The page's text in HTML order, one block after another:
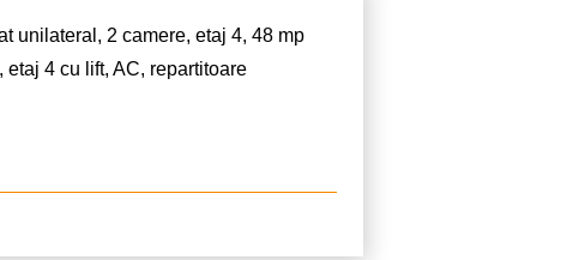
unilateral, 2 camere, etaj 4, 48 mp
4 cu lift, AC, repartitoare